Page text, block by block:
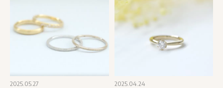
2025.05.27 2025.04.24